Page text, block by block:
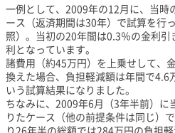
一例として、2009年の12月に、当時
ース（返済期間は30年）で試算を行
照）。当初の20年間は0.3％の金利
利となっています。
諸費用（約45万円）を上乗せして、
換えた場合、負担軽減額は年間で4.6
いう試算結果になりました。
ちなみに、2009年6月（3年半前）
りたケース（他の前提条件は同じ）
り26年半の総額では284万円の負担軽